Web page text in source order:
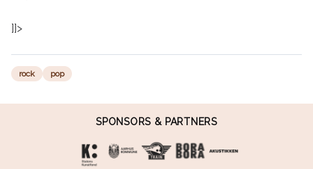
]]>
rock pop
SPONSORS & PARTNERS